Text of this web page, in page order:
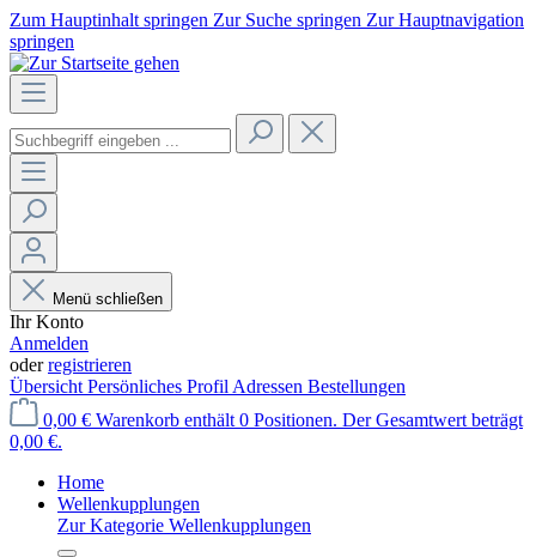
Zum Hauptinhalt springen Zur Suche springen Zur Hauptnavigation
springen
Menü schließen
Ihr Konto
Anmelden
oderregistrieren
Übersicht Persönliches Profil Adressen Bestellungen
0,00 € Warenkorb enthält 0 Positionen. Der Gesamtwert beträgt
0,00 €.
Home
Wellenkupplungen
Zur Kategorie Wellenkupplungen